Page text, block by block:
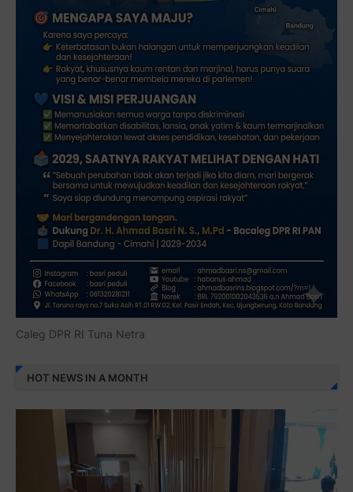
Caleg DPR RI Tuna Netra
HOT NEWS IN A MONTH